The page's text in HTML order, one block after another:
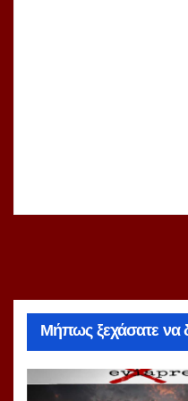
Μήπως ξεχάσατε να